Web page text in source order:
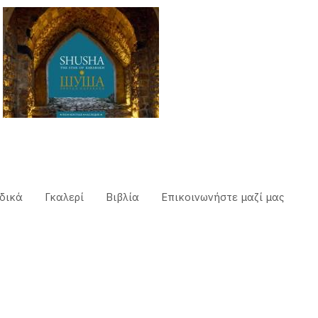
Γκαλερί Βιβλία Επικοινωνήστε μαζί μας